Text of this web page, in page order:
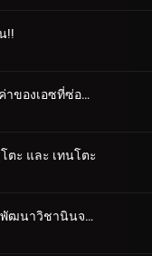
!!
ตอนที่ 150 คุณค่าของเอซที่ซ่อนอยู่
ตะ และ เทนโตะ
ตอนที่ 152 การพัฒนาวิชานินจาทางการแพทย์